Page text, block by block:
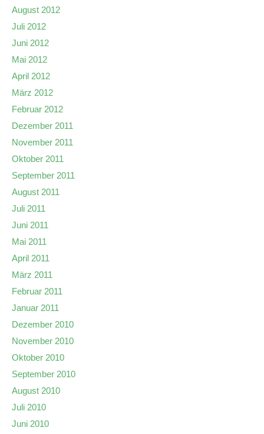
August 2012
Juli 2012
Juni 2012
Mai 2012
April 2012
März 2012
Februar 2012
Dezember 2011
November 2011
Oktober 2011
September 2011
August 2011
Juli 2011
Juni 2011
Mai 2011
April 2011
März 2011
Februar 2011
Januar 2011
Dezember 2010
November 2010
Oktober 2010
September 2010
August 2010
Juli 2010
Juni 2010